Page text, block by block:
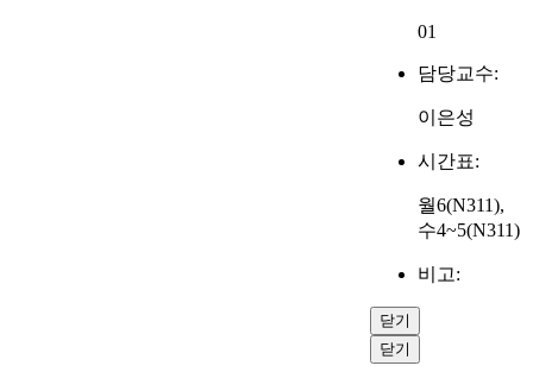
01
담당교수:
이은성
시간표:
월6(N311),
수4~5(N311)
비고:
닫기
닫기